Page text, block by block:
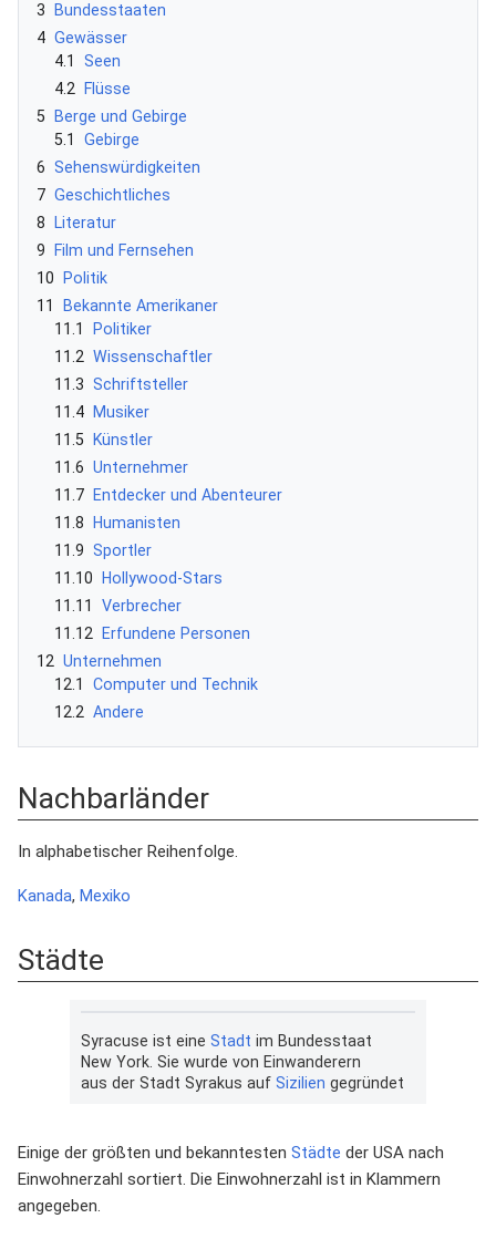
3
Bundesstaaten
4 Gewässer
4.1
Seen
4.2
Flüsse
5
Berge und Gebirge
5.1
Gebirge
6 Sehenswürdigkeiten
7 Geschichtliches
8
Literatur
9
Film und Fernsehen
10
Politik
11
Bekannte Amerikaner
11.1
Politiker
11.2 Wissenschaftler
11.3 Schriftsteller
11.4
Musiker
11.5
Künstler
11.6 Unternehmer
11.7
Entdecker und Abenteurer
11.8
Humanisten
11.9 Sportler
11.10
Hollywood-Stars
11.11
Verbrecher
11.12
Erfundene Personen
12 Unternehmen
12.1
Computer und Technik
12.2 Andere
Nachbarländer
In alphabetischer Reihenfolge.
Kanada, Mexiko
Städte
Syracuse ist eine Stadt im Bundesstaat
New York. Sie wurde von Einwanderern
aus der Stadt Syrakus auf Sizilien gegründet
Einige der größten und bekanntesten Städte der USA nach
Einwohnerzahl sortiert. Die Einwohnerzahl ist in Klammern
angegeben.